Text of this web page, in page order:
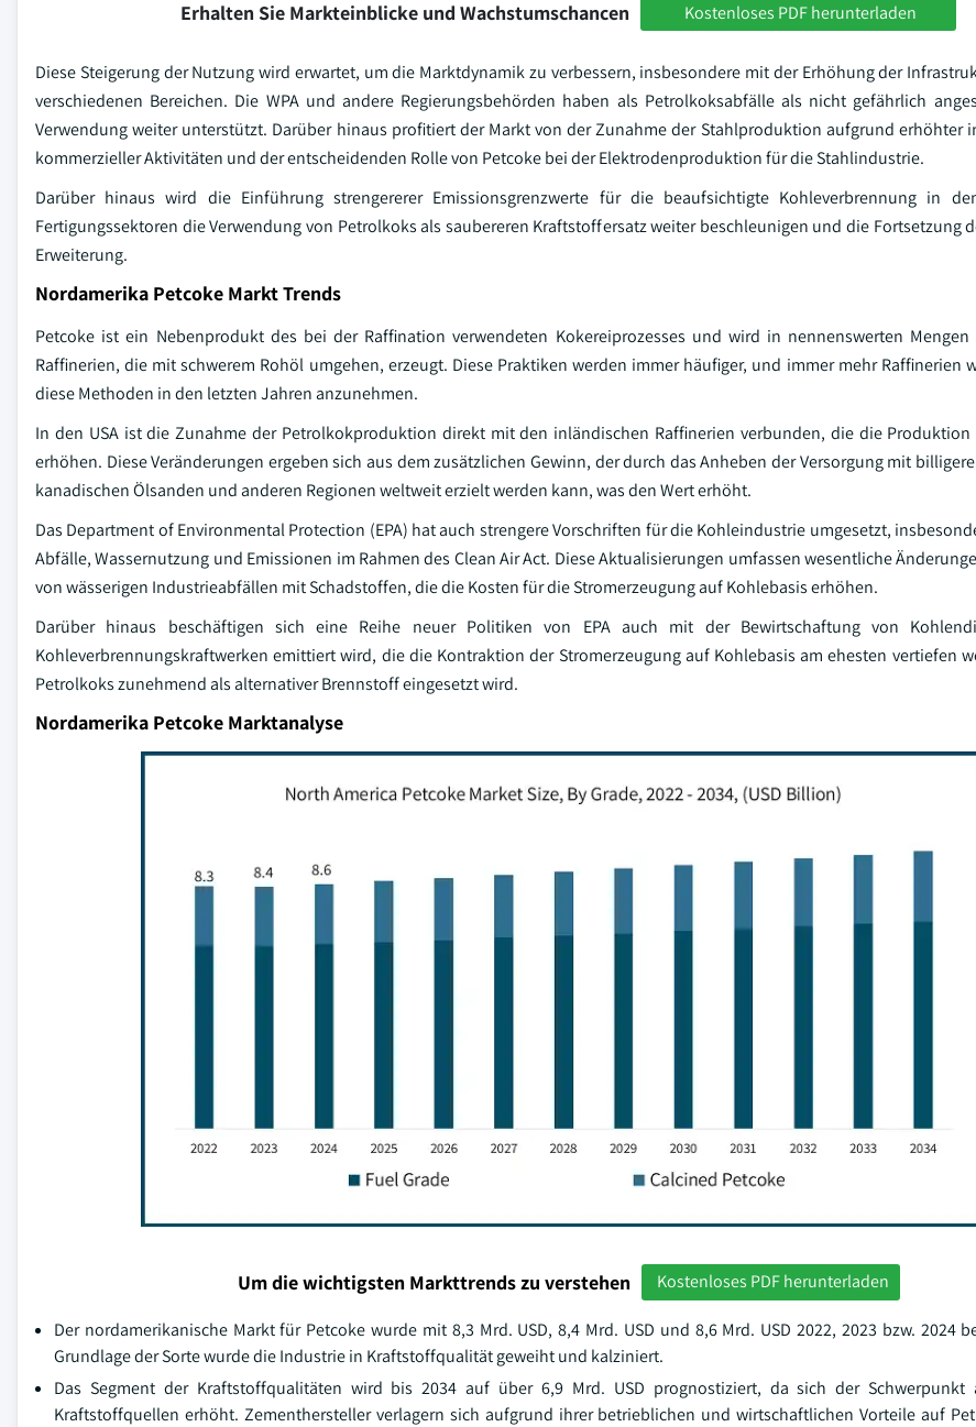
Erhalten Sie Markteinblicke und Wachstumschancen Kostenloses PDF herunterladen
Diese Steigerung der Nutzung wird erwartet, um die Marktdynamik zu verbessern, insbesondere mit der Erhöhung der
verschiedenen Bereichen. Die WPA und andere Regierungsbehörden haben als Petrolkoksabfälle als nicht gefährlich
Verwendung weiter unterstützt. Darüber hinaus profitiert der Markt von der Zunahme der Stahlproduktion aufgrund erhöhter
kommerzieller Aktivitäten und der entscheidenden Rolle von Petcoke bei der Elektrodenproduktion für die Stahlindustrie.
Darüber hinaus wird die Einführung strengererer Emissionsgrenzwerte für die beaufsichtigte Kohleverbrennung in
Fertigungssektoren die Verwendung von Petrolkoks als saubereren Kraftstoffersatz weiter beschleunigen und die Fortsetzung
Erweiterung.
Nordamerika Petcoke Markt Trends
Petcoke ist ein Nebenprodukt des bei der Raffination verwendeten Kokereiprozesses und wird in nennenswerten Mengen
Raffinerien, die mit schwerem Rohöl umgehen, erzeugt. Diese Praktiken werden immer häufiger, und immer mehr Raffinerien
diese Methoden in den letzten Jahren anzunehmen.
In den USA ist die Zunahme der Petrolkokproduktion direkt mit den inländischen Raffinerien verbunden, die die Produktion
erhöhen. Diese Veränderungen ergeben sich aus dem zusätzlichen Gewinn, der durch das Anheben der Versorgung mit
kanadischen Ölsanden und anderen Regionen weltweit erzielt werden kann, was den Wert erhöht.
Das Department of Environmental Protection (EPA) hat auch strengere Vorschriften für die Kohleindustrie umgesetzt,
Abfälle, Wassernutzung und Emissionen im Rahmen des Clean Air Act. Diese Aktualisierungen umfassen wesentliche
von wässerigen Industrieabfällen mit Schadstoffen, die die Kosten für die Stromerzeugung auf Kohlebasis erhöhen.
Darüber hinaus beschäftigen sich eine Reihe neuer Politiken von EPA auch mit der Bewirtschaftung von
Kohleverbrennungskraftwerken emittiert wird, die die Kontraktion der Stromerzeugung auf Kohlebasis am ehesten vertiefen
Petrolkoks zunehmend als alternativer Brennstoff eingesetzt wird.
Nordamerika Petcoke Marktanalyse
Um die wichtigsten Markttrends zu verstehen Kostenloses PDF herunterladen
Der nordamerikanische Markt für Petcoke wurde mit 8,3 Mrd. USD, 8,4 Mrd. USD und 8,6 Mrd. USD 2022, 2023 bzw. 2024
Grundlage der Sorte wurde die Industrie in Kraftstoffqualität geweiht und kalziniert.
Das Segment der Kraftstoffqualitäten wird bis 2034 auf über 6,9 Mrd. USD prognostiziert, da sich der Schwerpunkt
Kraftstoffquellen erhöht. Zementhersteller verlagern sich aufgrund ihrer betrieblichen und wirtschaftlichen Vorteile auf